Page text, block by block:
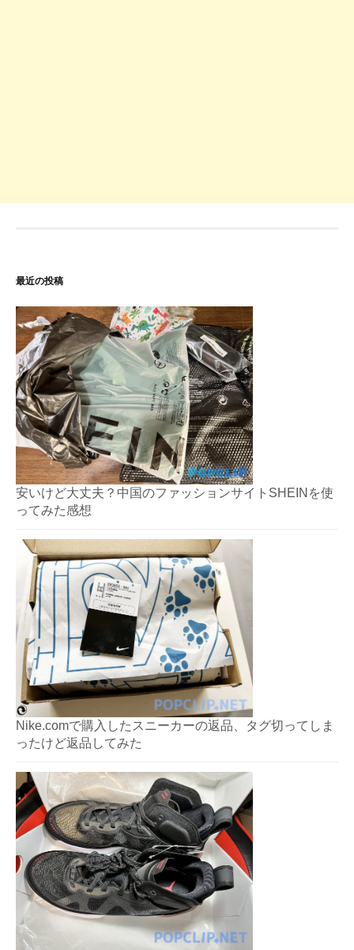
最近の投稿
安いけど大丈夫？中国のファッションサイトSHEINを使
ってみた感想
Nike.comで購入したスニーカーの返品、タグ切ってしま
ったけど返品してみた